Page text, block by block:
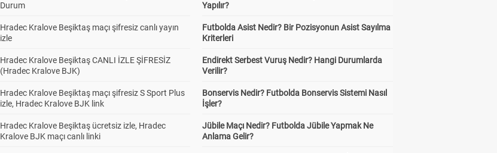
Durum
Hradec Kralove Beşiktaş maçı şifresiz canlı yayın
izle
Hradec Kralove Beşiktaş CANLI İZLE ŞİFRESİZ
(Hradec Kralove BJK)
Hradec Kralove Beşiktaş maçı şifresiz S Sport Plus
izle, Hradec Kralove BJK link
Hradec Kralove Beşiktaş ücretsiz izle, Hradec
Kralove BJK maçı canlı linki
Yapılır?
Futbolda Asist Nedir? Bir Pozisyonun Asist Sayılma
Kriterleri
Endirekt Serbest Vuruş Nedir? Hangi Durumlarda
Verilir?
Bonservis Nedir? Futbolda Bonservis Sistemi Nasıl
İşler?
Jübile Maçı Nedir? Futbolda Jübile Yapmak Ne
Anlama Gelir?